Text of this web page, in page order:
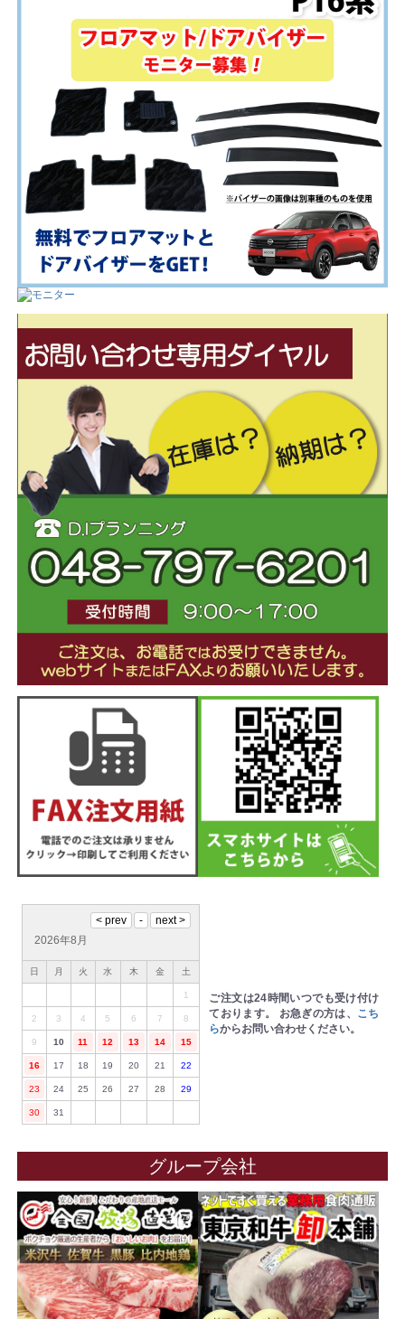
2026年8月
日 月 火 水 木 金 土
1
2 3 4 5 6 7 8
9 10 11 12 13 14 15
16 17 18 19 20 21 22
23 24 25 26 27 28 29
30 31
ご注文は24時間いつでも受け付け
ております。 お急ぎの方は、 こち
らからお問い合わせください。
グループ会社